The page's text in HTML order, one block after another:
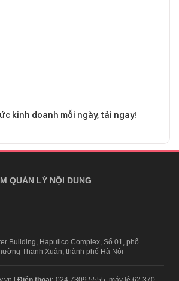
kinh doanh mỗi ngày, tải ngay!
QUẢN LÝ NỘI DUNG
Building, Hapulico Complex, Số 01, phố
Thanh Xuân, thành phố Hà Nội